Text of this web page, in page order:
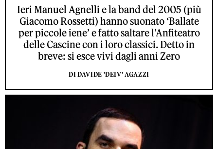
Ieri Manuel Agnelli e la band del 2005 (più
Giacomo Rossetti) hanno suonato ‘Ballate
per piccole iene’ e fatto saltare l’Anfiteatro
delle Cascine con i loro classici. Detto in
breve: si esce vivi dagli anni Zero
DI DAVIDE 'DEIV' AGAZZI